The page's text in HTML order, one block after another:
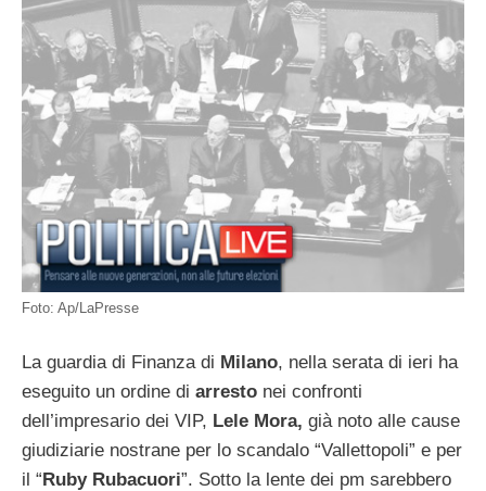
Foto: Ap/LaPresse
La guardia di Finanza di Milano, nella serata di ieri ha
eseguito un ordine di arresto nei confronti
dell’impresario dei VIP, Lele Mora, già noto alle cause
giudiziarie nostrane per lo scandalo “Vallettopoli” e per
il “Ruby Rubacuori”. Sotto la lente dei pm sarebbero